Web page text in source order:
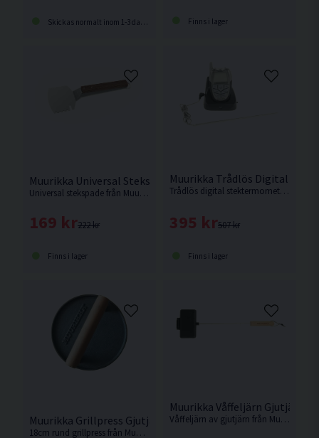
Skickas normalt inom 1-3 dagar Finns i lager
Muurikka Universal Stekspade Rostfritt/Trä 34cm
Universal stekspade från Muurikka med många användningsområden.
222 kr
169 kr
Finns i lager
Muurikka Trådlös Digital
Trådlös digital stektermometer från Muurikka.
507 kr
395 kr
Finns i lager
Muurikka Grillpress Gjutjärn/Trä Rund
18cm rund grillpress från Muurikka tillverkad av gjutjärn.
Muurikka Våffeljärn Gjutjärn/
Våffeljärn av gjutjärn från Muurikka.